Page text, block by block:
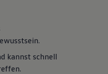
kannst schnell